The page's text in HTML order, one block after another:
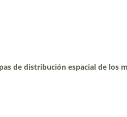
de distribución espacial de los